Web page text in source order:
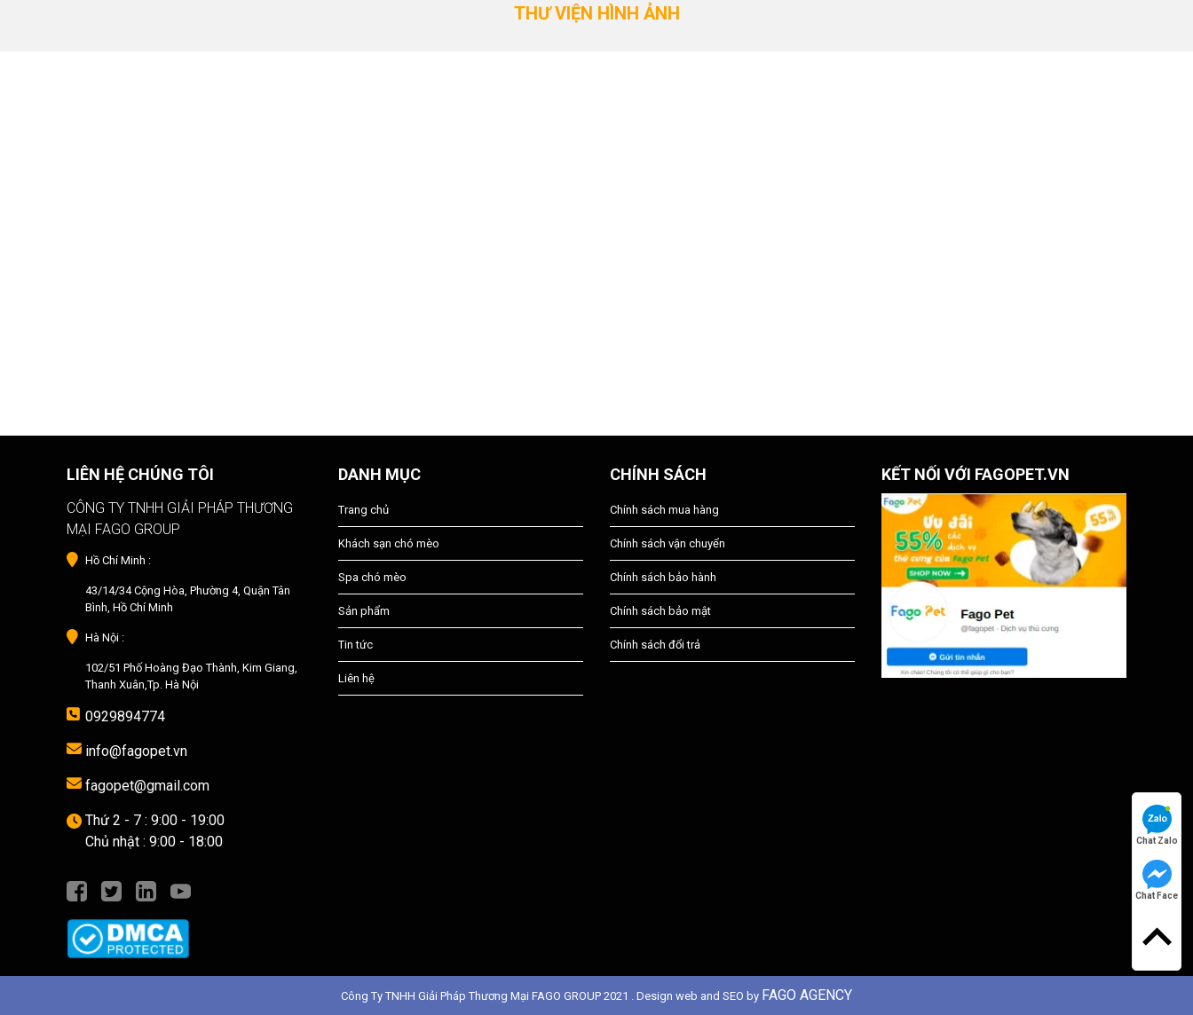
Chat Zalo
Chat Face
THƯ VIỆN HÌNH ẢNH
LIÊN HỆ CHÚNG TÔI
CÔNG TY TNHH GIẢI PHÁP THƯƠNG
MẠI FAGO GROUP
Hồ Chí Minh :
43/14/34 Cộng Hòa, Phường 4, Quận Tân
Bình, Hồ Chí Minh
Hà Nội :
102/51 Phố Hoàng Đạo Thành, Kim Giang,
Thanh Xuân,Tp. Hà Nội
0929894774
info@fagopet.vn
fagopet@gmail.com
Thứ 2 - 7 : 9:00 - 19:00
Chủ nhật : 9:00 - 18:00
DANH MỤC
Trang chủ
Khách sạn chó mèo
Spa chó mèo
Sản phẩm
Tin tức
Liên hệ
CHÍNH SÁCH
Chính sách mua hàng
Chính sách vận chuyển
Chính sách bảo hành
Chính sách bảo mật
Chính sách đổi trả
KẾT NỐI VỚI FAGOPET.VN
Công Ty TNHH Giải Pháp Thương Mại FAGO GROUP 2021 . Design web and SEO by FAGO AGENCY